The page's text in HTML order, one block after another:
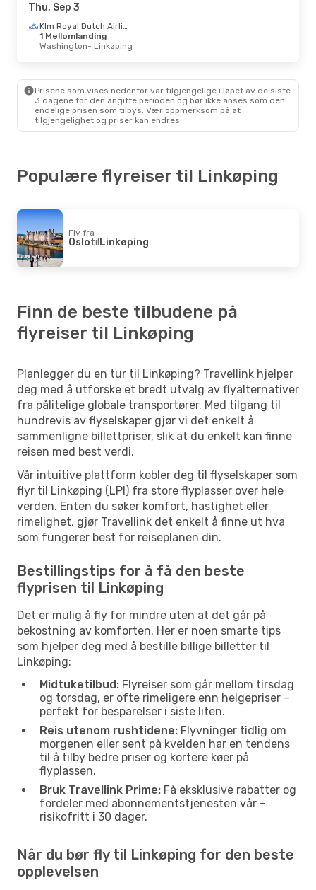
Thu, Sep 3
Klm Royal Dutch Airlines
1 Mellomlanding
Washington- Linkøping
Prisene som vises nedenfor var tilgjengelige i løpet av de siste
3 dagene for den angitte perioden og bør ikke anses som den
endelige prisen som tilbys. Vær oppmerksom på at
tilgjengelighet og priser kan endres.
Populære flyreiser til Linkøping
Fly fra
OslotilLinkøping
Finn de beste tilbudene på
flyreiser til Linkøping
Planlegger du en tur til Linkøping? Travellink hjelper
deg med å utforske et bredt utvalg av flyalternativer
fra pålitelige globale transportører. Med tilgang til
hundrevis av flyselskaper gjør vi det enkelt å
sammenligne billettpriser, slik at du enkelt kan finne
reisen med best verdi.
Vår intuitive plattform kobler deg til flyselskaper som
flyr til Linkøping (LPI) fra store flyplasser over hele
verden. Enten du søker komfort, hastighet eller
rimelighet, gjør Travellink det enkelt å finne ut hva
som fungerer best for reiseplanen din.
Bestillingstips for å få den beste
flyprisen til Linkøping
Det er mulig å fly for mindre uten at det går på
bekostning av komforten. Her er noen smarte tips
som hjelper deg med å bestille billige billetter til
Linkøping:
Midtuketilbud: Flyreiser som går mellom tirsdag
og torsdag, er ofte rimeligere enn helgepriser –
perfekt for besparelser i siste liten.
Reis utenom rushtidene: Flyvninger tidlig om
morgenen eller sent på kvelden har en tendens
til å tilby bedre priser og kortere køer på
flyplassen.
Bruk Travellink Prime: Få eksklusive rabatter og
fordeler med abonnementstjenesten vår –
risikofritt i 30 dager.
Når du bør fly til Linkøping for den beste
opplevelsen